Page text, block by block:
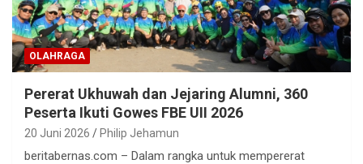
OLAHRAGA
Pererat Ukhuwah dan Jejaring Alumni, 360
Peserta Ikuti Gowes FBE UII 2026
20 Juni 2026 Philip Jehamun
beritabernas.com – Dalam rangka untuk mempererat